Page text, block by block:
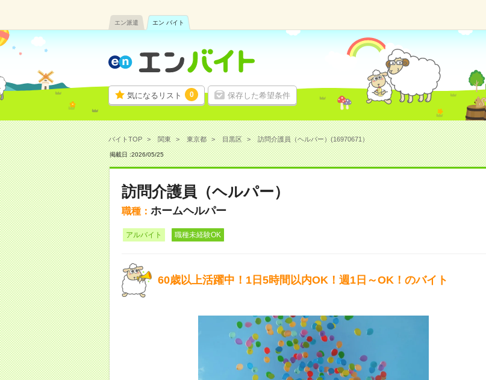
エン派遣 エン バイト
気になるリスト 0 保存した希望条件
バイトTOP 関東 東京都 目黒区 訪問介護員（ヘルパー）(16970671）
掲載日 :2026/05/25
訪問介護員（ヘルパー）
職種： ホームヘルパー
アルバイト 職種未経験OK
60歳以上活躍中！1日5時間以内OK！週1日～OK！のバイト